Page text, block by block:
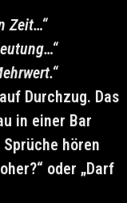
Zeit…“
Durchzug. Das
in einer Bar
hören
oder „Darf